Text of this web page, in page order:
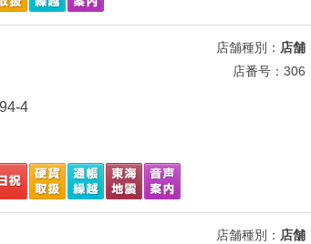
店舗種別： 店舗
店番号：306
4
店舗種別： 店舗